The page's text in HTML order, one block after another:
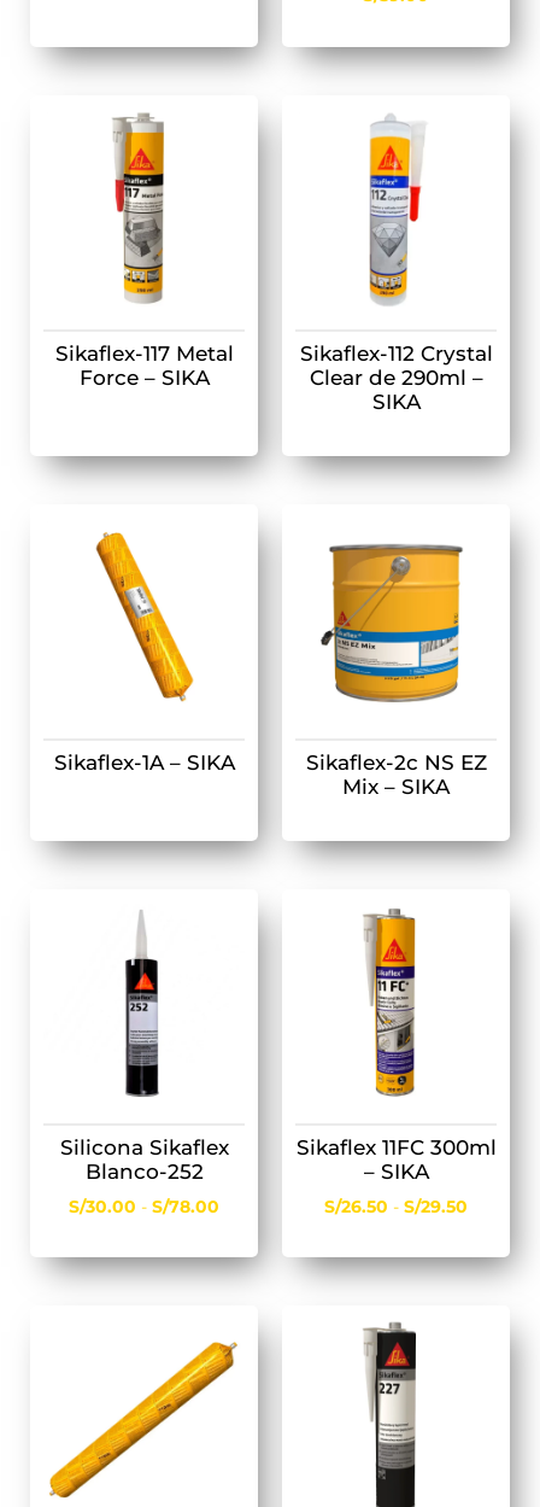
Sikaflex-117 Metal
Force – SIKA
Sikaflex-112 Crystal
Clear de 290ml –
SIKA
Sikaflex-1A – SIKA
Sikaflex-2c NS EZ
Mix – SIKA
Silicona Sikaflex
Blanco-252
S/30.00 - S/78.00
Sikaflex 11FC 300ml
– SIKA
S/26.50 - S/29.50